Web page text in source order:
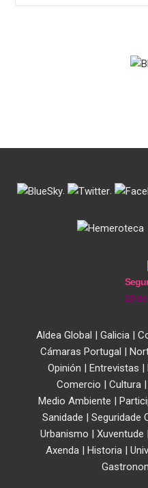
. .
10
Aldea Global | Galicia|
Cámaras Portugal |
Opinión | Entrevistas |
Comercio | Cultura |
Medio Ambiente |
Sanidade | Seguridade
Urbanismo | Xuventude |
Axenda| Historia|